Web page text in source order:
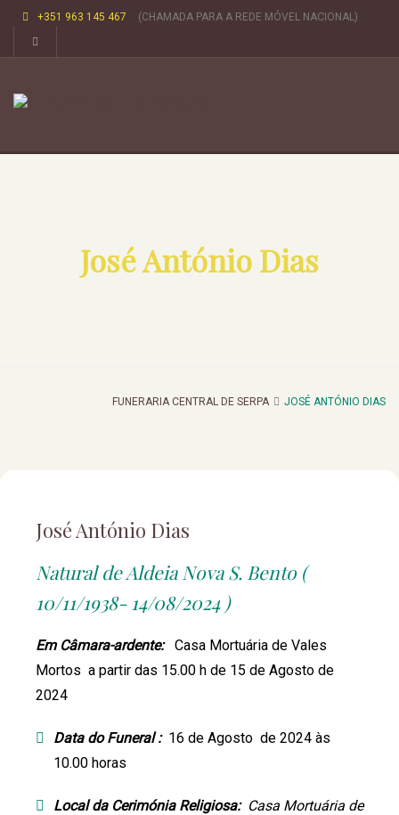
+351 963 145 467 (CHAMADA PARA A REDE MÓVEL NACIONAL)
José António Dias
FUNERARIA CENTRAL DE SERPA JOSÉ ANTÓNIO DIAS
José António Dias
Natural de Aldeia Nova S. Bento (
10/11/1938- 14/08/2024 )
Em Câmara-ardente: Casa Mortuária de Vales
Mortos a partir das 15.00 h de 15 de Agosto de
2024
Data do Funeral : 16 de Agosto de 2024 às
10.00 horas
Local da Cerimónia Religiosa: Casa Mortuária de